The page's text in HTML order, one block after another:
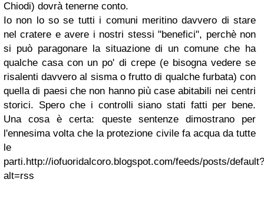
Chiodi) dovrà tenerne conto.
Io non lo so se tutti i comuni meritino davvero di stare
nel cratere e avere i nostri stessi "benefici", perchè non
si può paragonare la situazione di un comune che ha
qualche casa con un po' di crepe (e bisogna vedere se
risalenti davvero al sisma o frutto di qualche furbata) con
quella di paesi che non hanno più case abitabili nei centri
storici. Spero che i controlli siano stati fatti per bene.
Una cosa è certa: queste sentenze dimostrano per
l'ennesima volta che la protezione civile fa acqua da tutte
le
parti.http://iofuoridalcoro.blogspot.com/feeds/posts/default?
alt=rss